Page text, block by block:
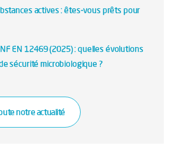
actives : êtes-vous prêts pour
EN 12469 (2025) : quelles évolutions
sécurité microbiologique ?
notre actualité